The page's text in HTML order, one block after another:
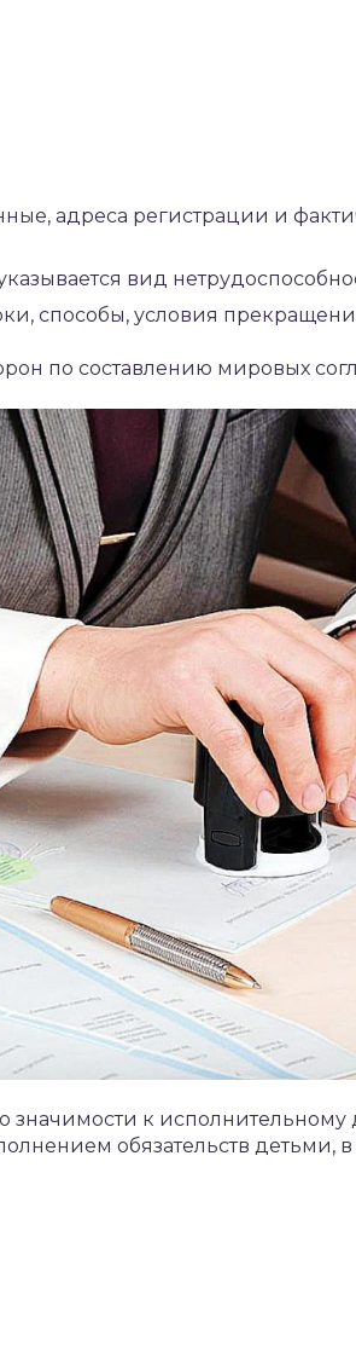
адреса регистрации и
вид
способы, условия
по составлению мировых
значимости к
обязательств детьми,